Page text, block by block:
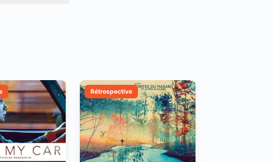
Rétrospective